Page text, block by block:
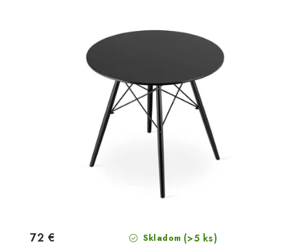
Skladom (>5 ks)
72 €